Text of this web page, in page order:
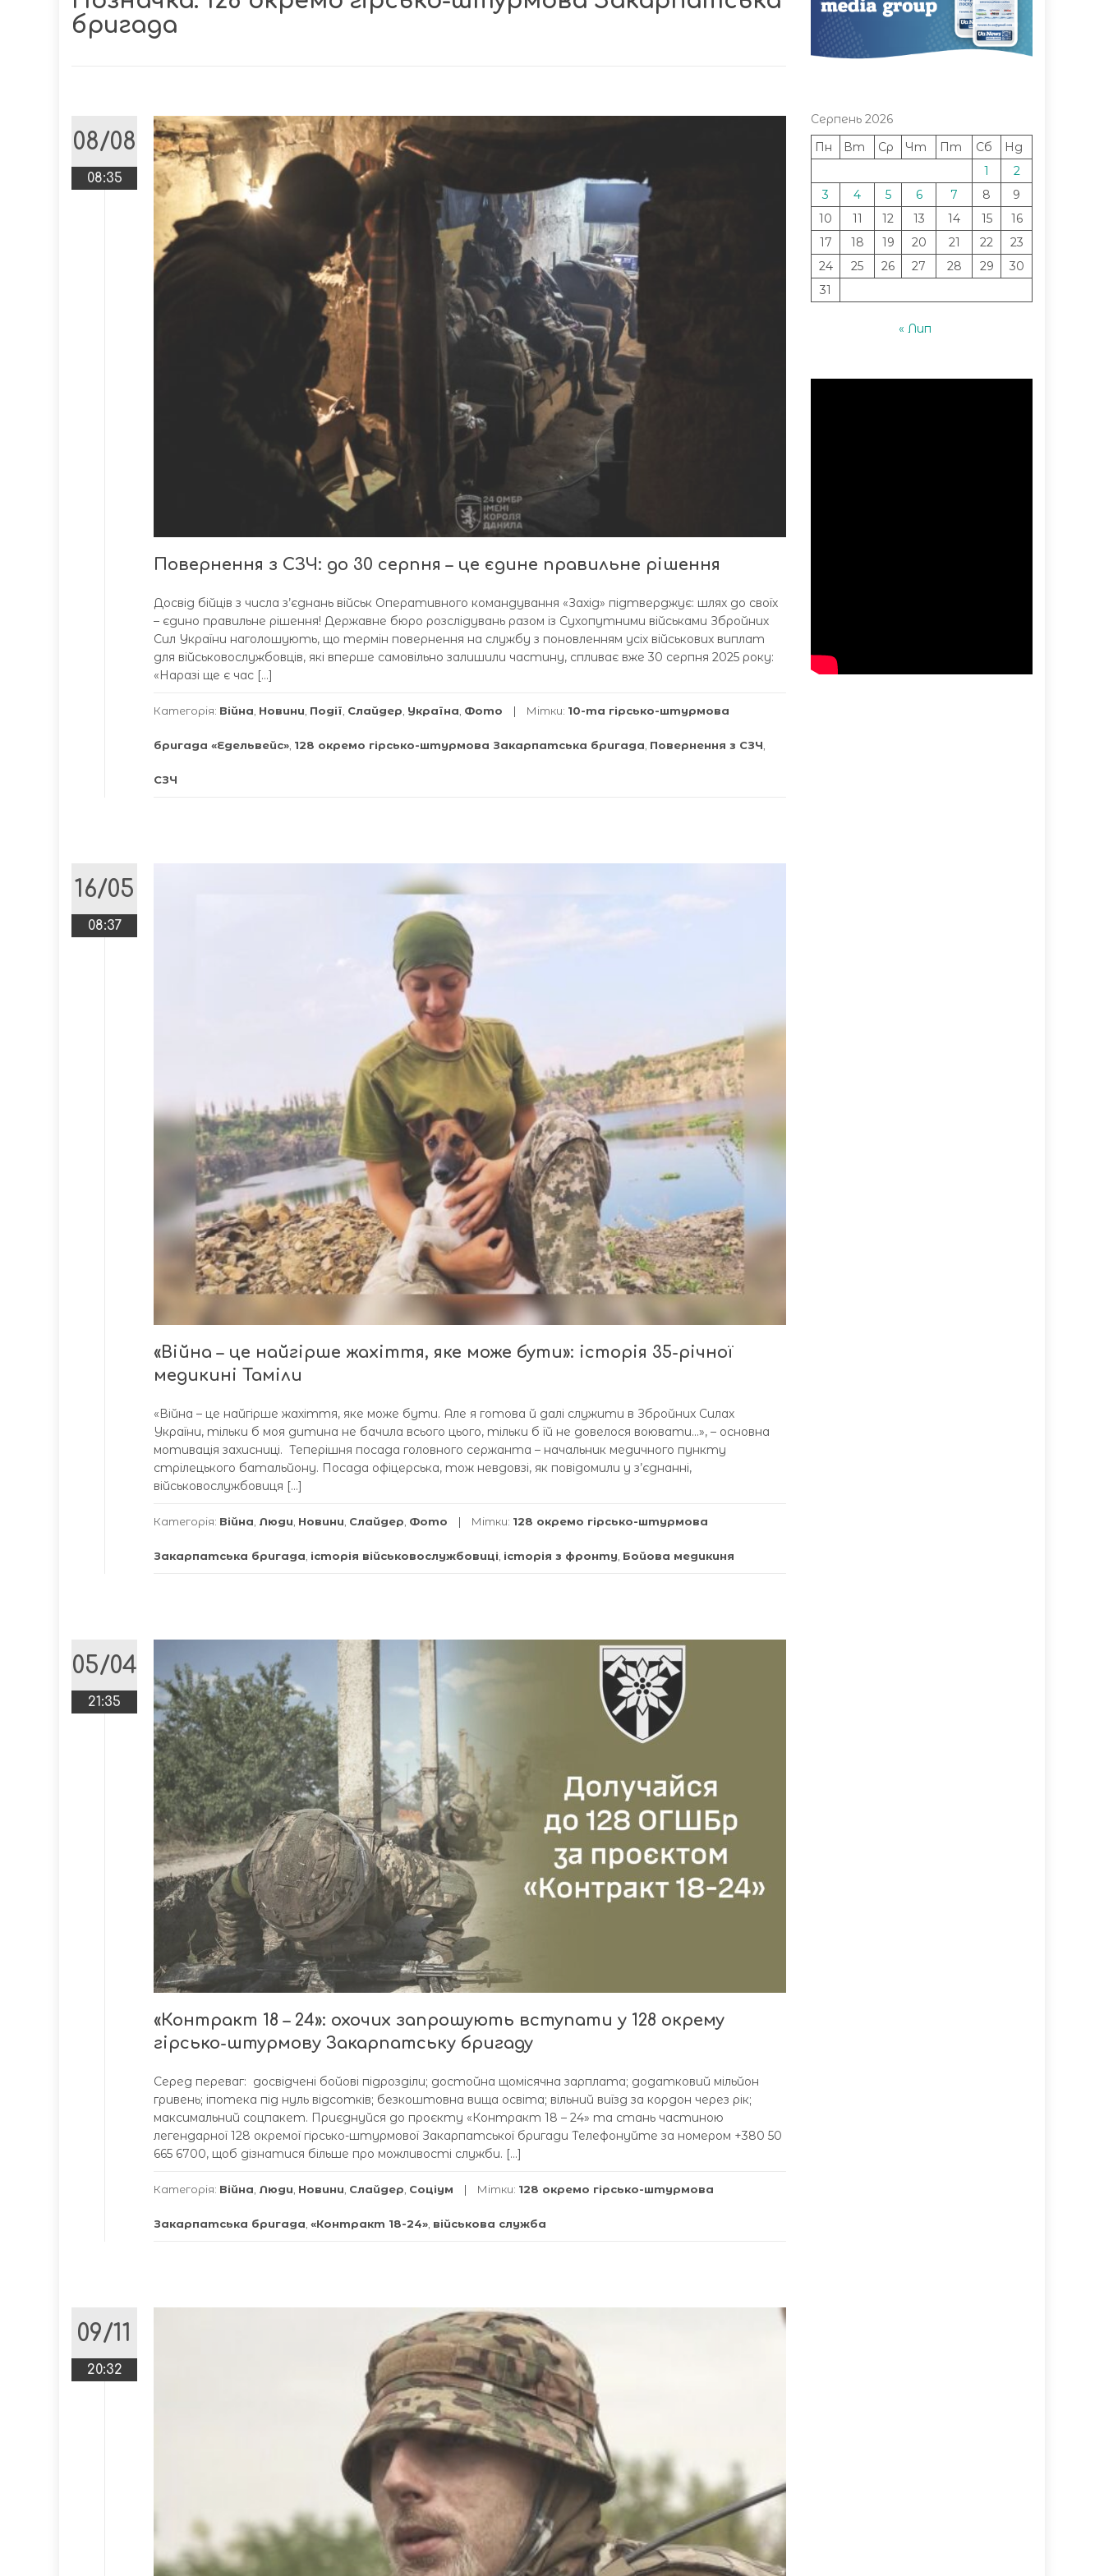
бригада
08/08
08:35
Повернення з СЗЧ: до 30 серпня – це єдине правильне рішення
Досвід бійців з числа з’єднань військ Оперативного командування «Захід» підтверджує: шлях до своїх
– єдино правильне рішення! Державне бюро розслідувань разом із Сухопутними військами Збройних
Сил України наголошують, що термін повернення на службу з поновленням усіх військових виплат
для військовослужбовців, які вперше самовільно залишили частину, спливає вже 30 серпня 2025 року:
«Наразі ще є час […]
Категорія: Війна, Новини, Події, Слайдер, Україна, Фото Мітки: 10-та гірсько-штурмова
бригада «Едельвейс», 128 окремо гірсько-штурмова Закарпатська бригада, Повернення з СЗЧ,
СЗЧ
16/05
08:37
«Війна – це найгірше жахіття, яке може бути»: історія 35-річної
медикині Таміли
«Війна – це найгірше жахіття, яке може бути. Але я готова й далі служити в Збройних Силах
України, тільки б моя дитина не бачила всього цього, тільки б їй не довелося воювати…», – основна
мотивація захисниці. Теперішня посада головного сержанта – начальник медичного пункту
стрілецького батальйону. Посада офіцерська, тож невдовзі, як повідомили у з’єднанні,
військовослужбовиця […]
Категорія: Війна, Люди, Новини, Слайдер, Фото Мітки: 128 окремо гірсько-штурмова
Закарпатська бригада, історія військовослужбовиці, історія з фронту, Бойова медикиня
05/04
21:35
«Контракт 18 – 24»: охочих запрошують вступати у 128 окрему
гірсько-штурмову Закарпатську бригаду
Серед переваг: досвідчені бойові підрозділи; достойна щомісячна зарплата; додатковий мільйон
гривень; іпотека під нуль відсотків; безкоштовна вища освіта; вільний виїзд за кордон через рік;
максимальний соцпакет. Приєднуйся до проєкту «Контракт 18 – 24» та стань частиною
легендарної 128 окремої гірсько-штурмової Закарпатської бригади Телефонуйте за номером +380 50
665 6700, щоб дізнатися більше про можливості служби. […]
Категорія: Війна, Люди, Новини, Слайдер, Соціум Мітки: 128 окремо гірсько-штурмова
Закарпатська бригада, «Контракт 18-24», військова служба
09/11
20:32
Серпень 2026
Пн
Вт Ср Чт Пт Сб
Нд
1
2
3
4 5 6 7 8
9
10
11 12 13 14 15
16
17
18 19 20 21 22
23
24
25 26 27 28 29
30
31
« Лип